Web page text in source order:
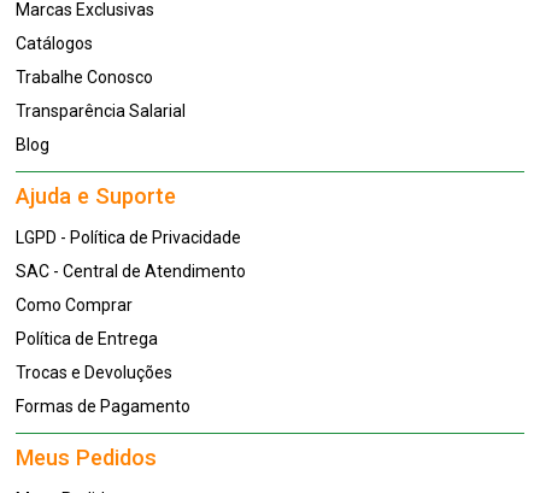
Marcas Exclusivas
Catálogos
Trabalhe Conosco
Transparência Salarial
Blog
Ajuda e Suporte
LGPD - Política de Privacidade
SAC - Central de Atendimento
Como Comprar
Política de Entrega
Trocas e Devoluções
Formas de Pagamento
Meus Pedidos